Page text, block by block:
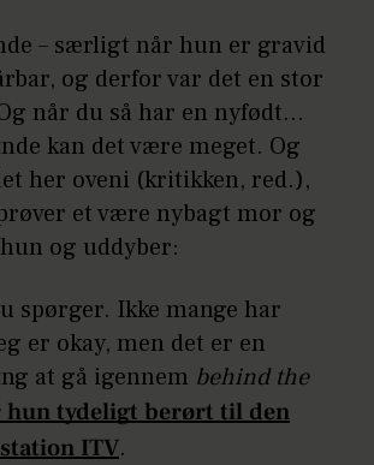
– særligt når hun er gravid
og derfor var det en stor
når du så har en nyfødt...
kan det være meget. Og
her oveni (kritikken, red.),
et være nybagt mor og
og uddyber:
spørger. Ikke mange har
er okay, men det er en
at gå igennem behind the
hun tydeligt berørt til den
ITV.